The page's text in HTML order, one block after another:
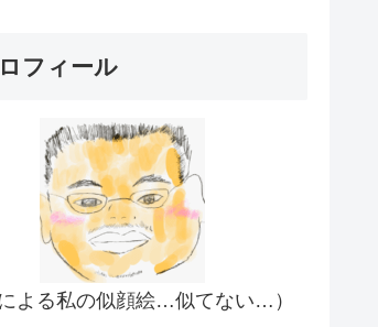
フィール
による私の似顔絵…似てない…）